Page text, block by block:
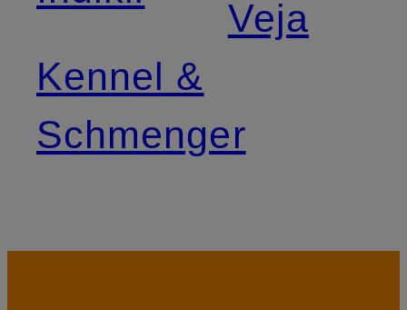
Kennel &
Schmenger
Veja